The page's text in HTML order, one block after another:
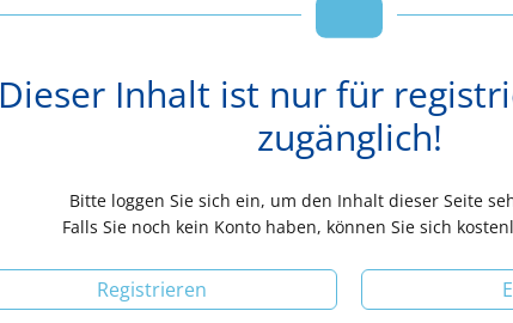
Dieser Inhalt ist nur für
zugänglich!
Bitte loggen Sie sich ein, um den Inhalt dieser Seite
Falls Sie noch kein Konto haben, können Sie sich
Registrieren